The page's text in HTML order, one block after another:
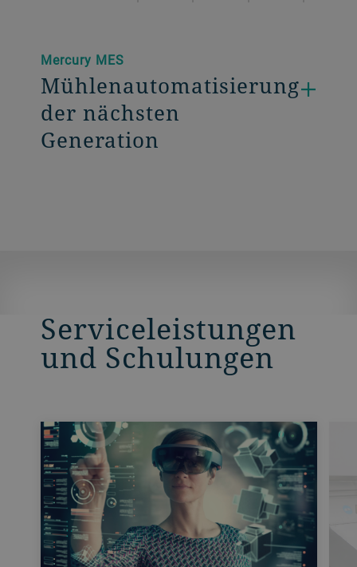
Mercury MES
Mühlenautomatisierung
der nächsten
Generation
Serviceleistungen
und Schulungen